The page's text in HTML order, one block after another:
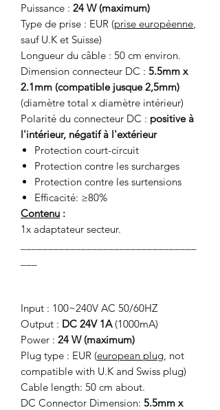
Puissance : 24 W (maximum)
Type de prise : EUR (prise européenne
sauf U.K et Suisse)
Longueur du câble : 50 cm environ.
Dimension connecteur DC : 5.5mm x
2.1mm (compatible jusque 2,5mm)
(diamètre total x diamètre intérieur)
Polarité du connecteur DC : positive à
l'intérieur, négatif à l'extérieur
Protection court-circuit
Protection contre les surcharges
Protection contre les surtensions
Efficacité: ≥80%
Contenu :
1x adaptateur secteur.
Input : 100~240V AC 50/60HZ
Output : DC 24V 1A(1000mA)
Power : 24 W (maximum)
Plug type : EUR (european plug , not
compatible with U.K and Swiss plug)
Cable length: 50 cm about.
DC Connector Dimension: 5.5mm x